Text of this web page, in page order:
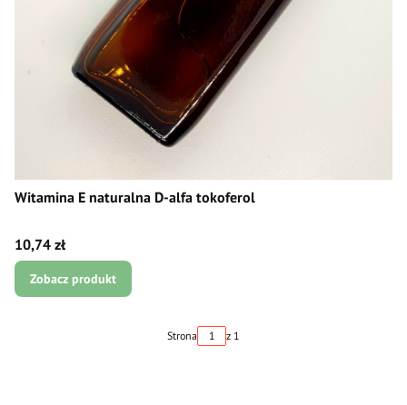
Witamina E naturalna D-alfa tokoferol
Cena
10,74 zł
Zobacz produkt
Strona z 1